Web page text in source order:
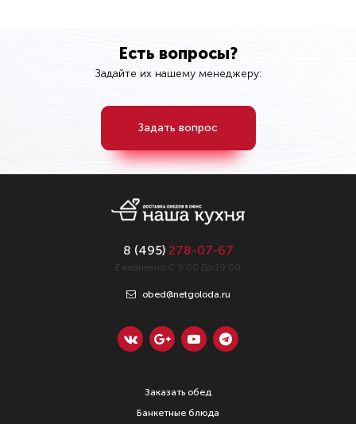
Есть вопросы?
Задайте их нашему менеджеру:
Задать вопрос
8 (495) 278-07-67
Ежедневно С 9:00 До 19:00
obed@netgoloda.ru
Заказать обед
Банкетные блюда